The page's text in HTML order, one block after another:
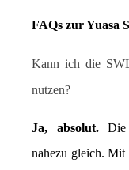
FAQs zur Yuasa
Kann ich die
nutzen?
Ja, absolut. Die
nahezu gleich. Mit